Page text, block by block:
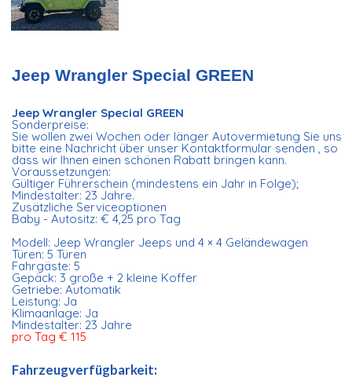
Jeep Wrangler Special GREEN
Jeep Wrangler Special GREEN
Sonderpreise:
Sie wollen zwei Wochen oder länger Autovermietung Sie uns
bitte eine Nachricht über unser Kontaktformular senden , so
dass wir Ihnen einen schönen Rabatt bringen kann.
Voraussetzungen:
Gültiger Führerschein (mindestens ein Jahr in Folge);
Mindestalter: 23 Jahre.
Zusätzliche Serviceoptionen
Baby - Autositz: € 4,25 pro Tag
Modell: Jeep Wrangler Jeeps und 4 × 4 Geländewagen
Türen: 5 Türen
Fahrgäste: 5
Gepäck: 3 große + 2 kleine Koffer
Getriebe: Automatik
Leistung: Ja
Klimaanlage: Ja
Mindestalter: 23 Jahre
pro Tag € 115
Fahrzeugverfügbarkeit: